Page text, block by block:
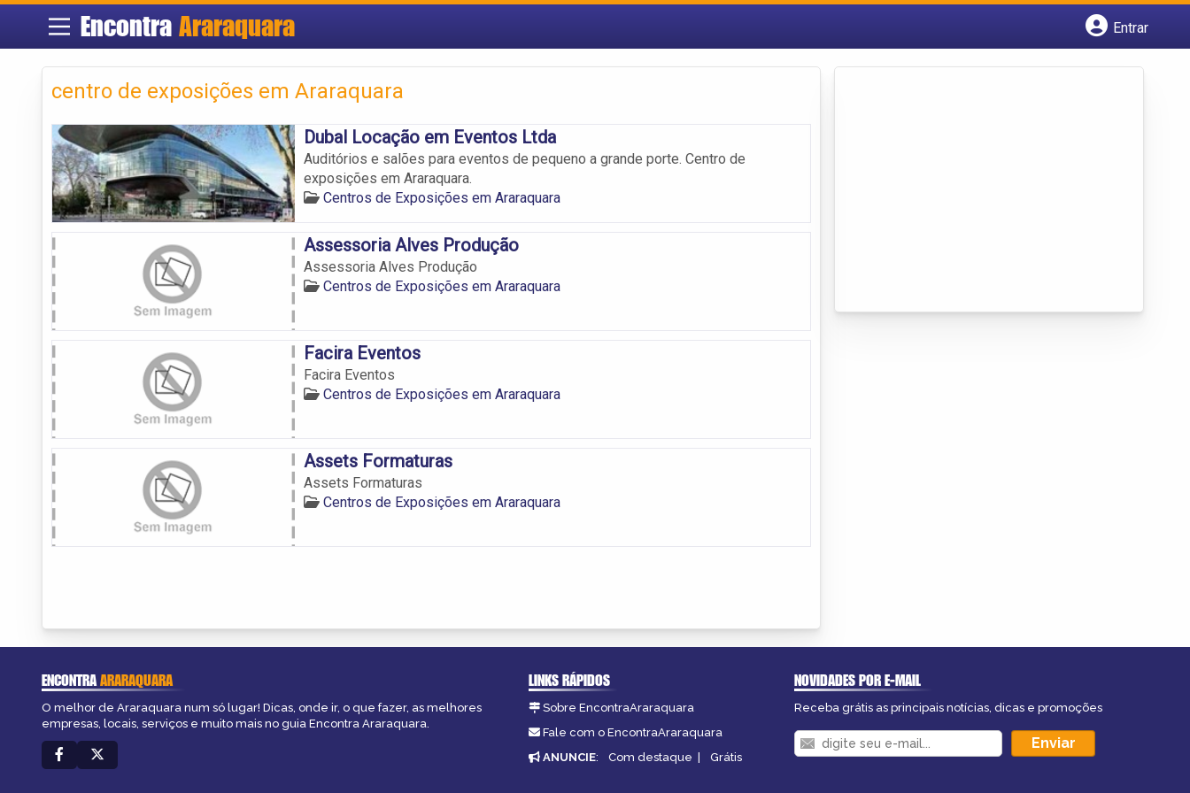
Encontra Araraquara
Entrar
centro de exposições em Araraquara
Dubal Locação em Eventos Ltda
Auditórios e salões para eventos de pequeno a grande porte. Centro de
exposições em Araraquara.
Centros de Exposições em Araraquara
Assessoria Alves Produção
Assessoria Alves Produção
Centros de Exposições em Araraquara
Facira Eventos
Facira Eventos
Centros de Exposições em Araraquara
Assets Formaturas
Assets Formaturas
Centros de Exposições em Araraquara
ENCONTRAARARAQUARA
O melhor de Araraquara num só lugar! Dicas, onde ir, o que fazer, as melhores
empresas, locais, serviços e muito mais no guia Encontra Araraquara.
LINKS RÁPIDOS
Sobre EncontraAraraquara
Fale com o EncontraAraraquara
ANUNCIE: Com destaque | Grátis
NOVIDADES POR E-MAIL
Receba grátis as principais notícias, dicas e promoções